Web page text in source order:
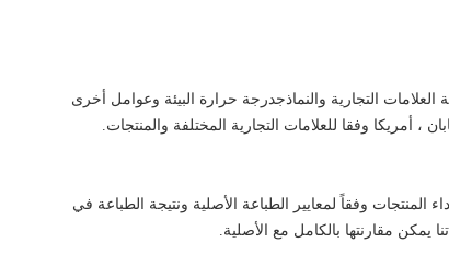
العلامات التجارية والنماذجدرجة حرارة البيئة وعوامل أخرى
أمريكا وفقا للعلامات التجارية المختلفة والمنتجات.
المنتجات وفقاً لمعايير الطباعة الأصلية ونتيجة الطباعة في